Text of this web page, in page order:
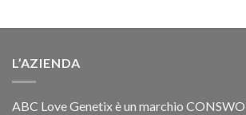
L’AZIENDA
ABC Love Genetix è un marchio